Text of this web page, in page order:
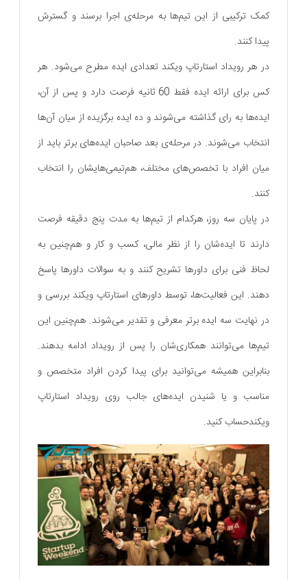
کمک ترکیبی از این تیم‌ها به مرحله‌ی اجرا برسند و گسترش
پیدا کنند.
در هر رویداد استارتاپ ویکند تعدادی ایده مطرح می‌شود. هر
کس برای ارائه ایده‌ فقط 60 ثانیه فرصت دارد و پس از آن،
ایده‌ها به رای گذاشته می‌شوند و ده ایده برگزیده از میان آن‌ها
انتخاب می‌شوند. در مرحله‌ی بعد صاحبان ایده‌های برتر باید از
میان افراد با تخصص‌های مختلف، هم‌تیمی‌هایشان را انتخاب
کنند.
در پایان سه روز، هرکدام از تیم‌ها به مدت پنج دقیقه فرصت
دارند تا ایده‌شان را از نظر مالی، کسب و کار و هم‌چنین به
لحاظ فنی برای داورها تشریح کنند و به سوالات داورها پاسخ
دهند. این فعالیت‌ها، توسط داورهای استارتاپ ویکند بررسی و
در نهایت سه ایده برتر معرفی و تقدیر می‌شوند. هم‌چنین این
تیم‌ها می‌توانند همکاری‌شان را پس از رویداد ادامه بدهند.
بنابراین همیشه می‌توانید برای پیدا کردن افراد متخصص و
مناسب و یا شنیدن ایده‌های جالب روی رویداد استارتاپ
ویکندحساب کنید.